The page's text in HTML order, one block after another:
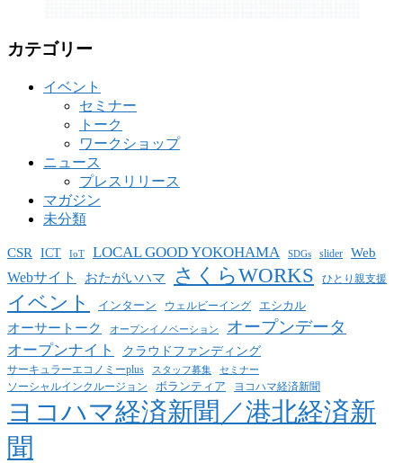
カテゴリー
イベント
セミナー
トーク
ワークショップ
ニュース
プレスリリース
マガジン
未分類
CSR ICT IoT LOCAL GOOD YOKOHAMA SDGs slider Web
Webサイト おたがいハマ さくらWORKS ひとり親支援
イベント インターン ウェルビーイング エシカル
オーサートーク オープンイノベーション オープンデータ
オープンナイト クラウドファンディング
サーキュラーエコノミーplus スタッフ募集 セミナー
ソーシャルインクルージョン ボランティア ヨコハマ経済新聞
ヨコハマ経済新聞／港北経済新
聞